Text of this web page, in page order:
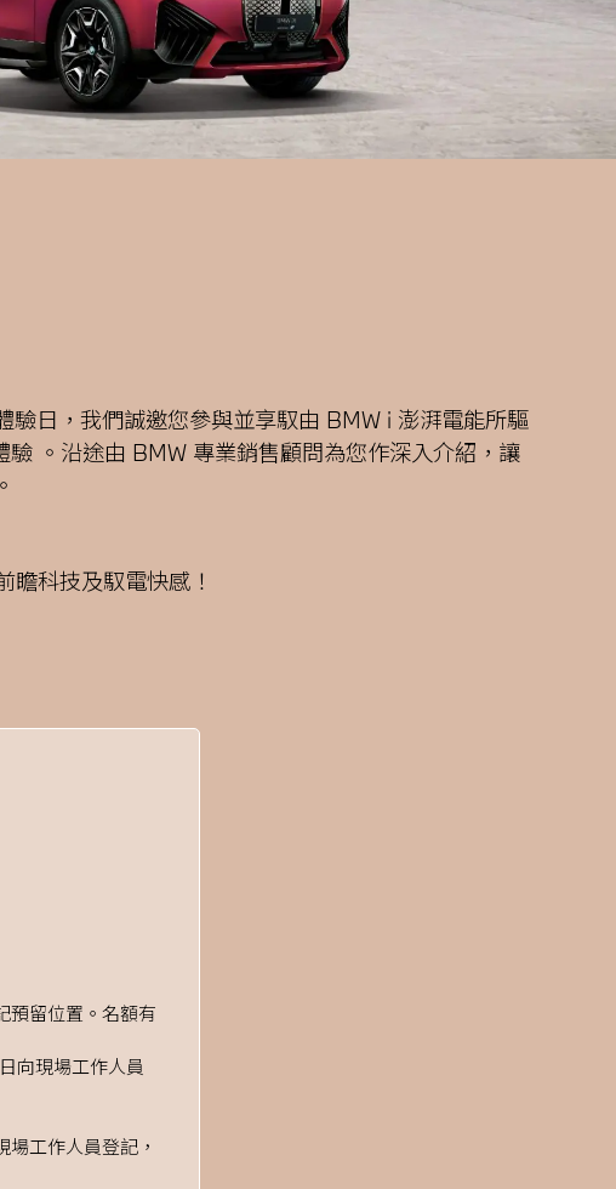
驗日，我們誠邀您參與並享馭由 BMW i 澎湃電能所驅
。沿途由 BMW 專業銷售顧問為您作深入介紹，讓
瞻科技及馭電快感！
預留位置。名額有
向現場工作人員
工作人員登記，